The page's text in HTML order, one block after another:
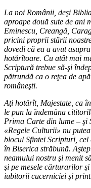
La noi Românii, deşi
aproape două sute de ani
Eminescu, Creangă,
pricini proprii stării
dovedi că ea a avut
hotărîtoare. Cu atât mai
Scriptură trebue să-şi
pătrundă ca o reţea de
româneşti.
Aţi hotărît, Majestate, ca
le pun la îndemâna
Prima Carte din lume – şi
«Regele Culturii» nu
blocul Sfintei Scripturi, cel
în Biserica străbună.
neamului nostru şi menit
şi pe mesele cărturarilor
iubitorii cucerniciei şi